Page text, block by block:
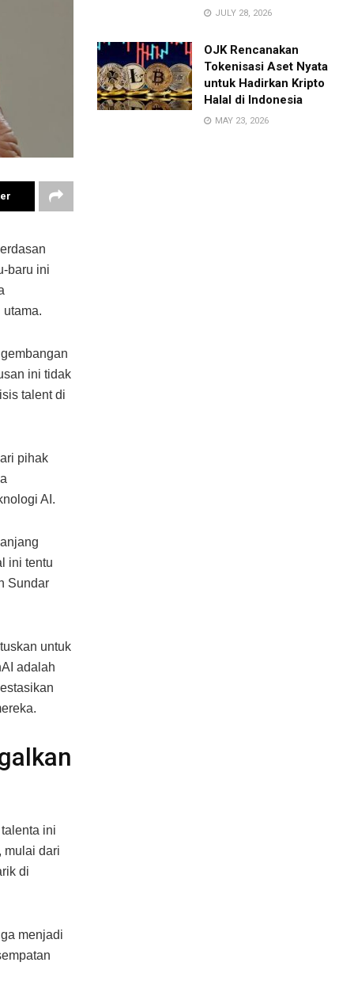
baru ini
ini tidak
talent di
pihak
AI.
ini tentu
Sundar
untuk
adalah
ini
mulai dari
di
menjadi
JULY 28, 2026
OJK Rencanakan
Tokenisasi Aset Nyata
untuk Hadirkan Kripto
Halal di Indonesia
MAY 23, 2026